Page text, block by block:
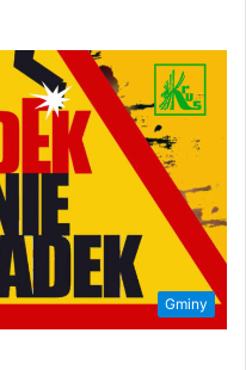
Gminy